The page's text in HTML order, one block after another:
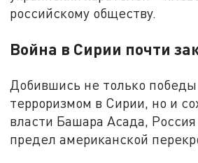
российскому обществу.
Война в Сирии почти
Добившись не только
терроризмом в Сирии, но и
власти Башара Асада,
предел американской